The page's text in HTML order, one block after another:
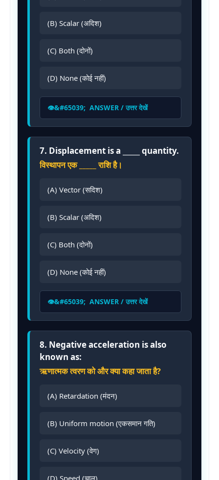
(B) Scalar (अदिश)
(C) Both (दोनों)
(D) None (कोई नहीं)
ANSWER / उत्तर देखें
7. Displacement is a _____ quantity.
विस्थापन एक _____ राशि है।
(A) Vector (सदिश)
(B) Scalar (अदिश)
(C) Both (दोनों)
(D) None (कोई नहीं)
ANSWER / उत्तर देखें
8. Negative acceleration is also
known as:
ऋणात्मक त्वरण को और क्या कहा जाता है?
(A) Retardation (मंदन)
(B) Uniform motion (एकसमान गति)
(C) Velocity (वेग)
(D) Speed (चाल)